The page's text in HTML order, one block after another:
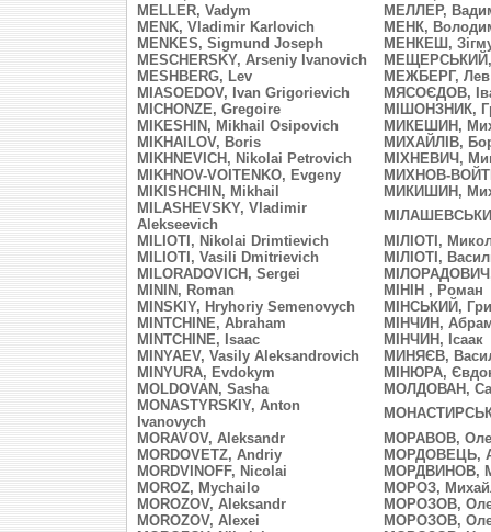
MELLER, Vadym
МЕЛЛЕР,
MENK, Vladimir Karlovich
МЕНК,
MENKES, Sigmund Joseph
МЕНКЕШ,
MESCHERSKY, Arseniy Ivanovich
МЕЩЕРСЬКИЙ,
MESHBERG, Lev
МЕЖБЕРГ, Лев
MIASOEDOV, Ivan Grigorievich
МЯСОЄДОВ,
MICHONZE, Gregoire
МІШОНЗНИК,
MIKESHIN, Mikhail Osipovich
МИКЕШИН,
MIKHAILOV, Boris
МИХАЙЛІВ,
MIKHNEVICH, Nikolai Petrovich
МІХНЕВИЧ,
MIKHNOV-VOITENKO, Evgeny
МИХНОВ-
MIKISHCHIN, Mikhail
МИКИШИН,
MILASHEVSKY, Vladimir
Alekseevich
MILIOTI, Nikolai Drimtievich
МІЛІОТІ,
MILIOTI, Vasili Dmitrievich
МІЛІОТІ,
MILORADOVICH, Sergei
МІЛОРАДОВИЧ,
MININ, Roman
МІНІН , Роман
MINSKIY, Hryhoriy Semenovych
МІНСЬКИЙ,
MINTCHINE, Abraham
МІНЧИН,
MINTCHINE, Isaac
МІНЧИН, Ісаак
MINYAEV, Vasily Aleksandrovich
МИНЯЄВ,
MINYURA, Evdokym
МІНЮРА,
MOLDOVAN, Sasha
МОЛДОВАН,
MONASTYRSKIY, Anton
Ivanovych
MORAVOV, Aleksandr
МОРАВОВ,
MORDOVETZ, Andriy
МОРДОВЕЦЬ,
MORDVINOFF, Nicolai
МОРДВИНОВ,
MOROZ, Mychailo
МОРОЗ,
MOROZOV, Aleksandr
МОРОЗОВ,
MOROZOV, Alexei
МОРОЗОВ,